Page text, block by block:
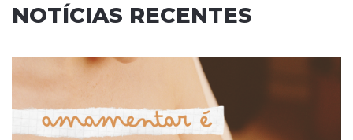
NOTÍCIAS RECENTES